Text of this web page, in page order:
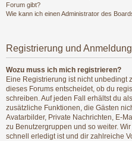
Forum gibt?
Wie kann ich einen Administrator des
Registrierung und Anmeldung
Wozu muss ich mich registrieren?
Eine Registrierung ist nicht unbedingt
dieses Forums entscheidet, ob du
schreiben. Auf jeden Fall erhältst du
zusätzliche Funktionen, die Gästen
Avatarbilder, Private Nachrichten, E-
zu Benutzergruppen und so weiter.
schnell erledigt ist und dir zahlreiche